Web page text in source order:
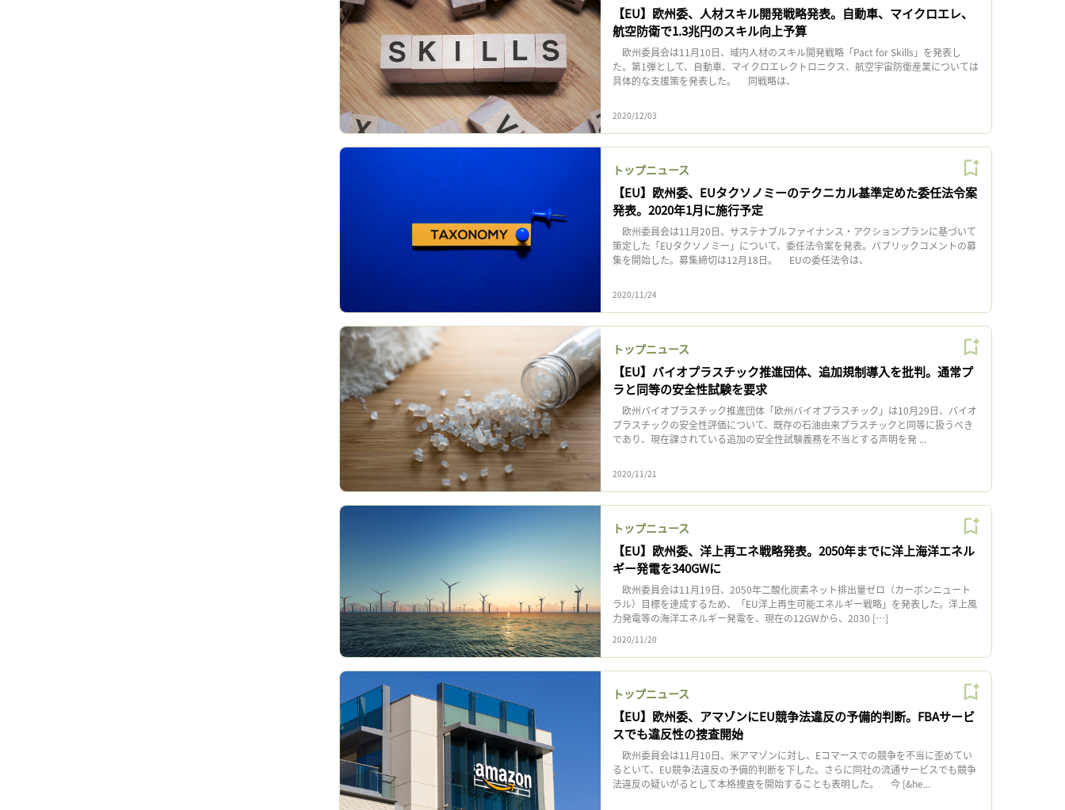
【EU】欧州委、人材スキル開発戦略発表。自動車、マイクロエレ、
航空防衛で1.3兆円のスキル向上予算
欧州委員会は11月10日、域内人材のスキル開発戦略「Pact for Skills」を発表し
た。第1弾として、自動車、マイクロエレクトロニクス、航空宇宙防衛産業については
具体的な支援策を発表した。 同戦略は、
2020/12/03
トップニュース
【EU】欧州委、EUタクソノミーのテクニカル基準定めた委任法令案
発表。2020年1月に施行予定
欧州委員会は11月20日、サステナブルファイナンス・アクションプランに基づいて
策定した「EUタクソノミー」について、委任法令案を発表。パブリックコメントの募
集を開始した。募集締切は12月18日。 EUの委任法令は、
2020/11/24
トップニュース
【EU】バイオプラスチック推進団体、追加規制導入を批判。通常プ
ラと同等の安全性試験を要求
欧州バイオプラスチック推進団体「欧州バイオプラスチック」は10月29日、バイオ
プラスチックの安全性評価について、既存の石油由来プラスチックと同等に扱うべき
であり、現在課されている追加の安全性試験義務を不当とする声明を発 ...
2020/11/21
トップニュース
【EU】欧州委、洋上再エネ戦略発表。2050年までに洋上海洋エネル
ギー発電を340GWに
欧州委員会は11月19日、2050年二酸化炭素ネット排出量ゼロ（カーボンニュート
ラル）目標を達成するため、「EU洋上再生可能エネルギー戦略」を発表した。洋上風
力発電等の海洋エネルギー発電を、現在の12GWから、2030 […]
2020/11/20
トップニュース
【EU】欧州委、アマゾンにEU競争法違反の予備的判断。FBAサービ
スでも違反性の捜査開始
欧州委員会は11月10日、米アマゾンに対し、Eコマースでの競争を不当に歪めてい
るといて、EU競争法違反の予備的判断を下した。さらに同社の流通サービスでも競争
法違反の疑いがるとして本格捜査を開始することも表明した。 今 [&he...